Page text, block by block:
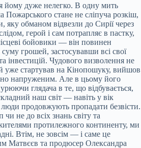
йому дуже нелегко. В одну мить
стане не сліпуча розкіш,
яку обманом відвезли до Сирії через
герой і сам потрапляє в пастку,
бойовики — він повинен
грошей, застосувавши всі свої
інвестицій. Чудового визволення не
уже стартував на Кінопошуку, вийшов
напруженим. Але в цьому його
глядача в те, що відбувається,
наш світ — навіть у вік
люди продовжують пропадати безвісти.
чи не до всіх знань світу та
протилежного континенту, ми
Втім, не зовсім — і саме це
Матвєєв та продюсер Олександра